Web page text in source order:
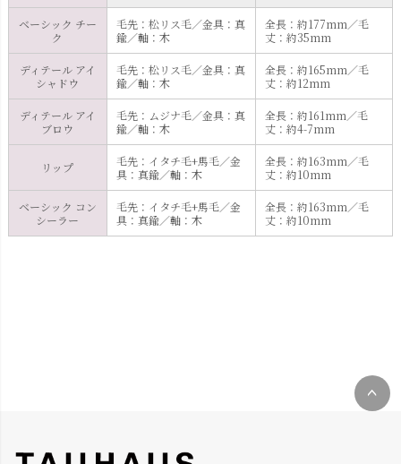
ベーシック チー
ク
毛先：松リス毛／金具：真
鍮／軸：木
全長：約177mm／毛
丈：約35mm
ディテール アイ
シャドウ
毛先：松リス毛／金具：真
鍮／軸：木
全長：約165mm／毛
丈：約12mm
ディテール アイ
ブロウ
毛先：ムジナ毛／金具：真
鍮／軸：木
全長：約161mm／毛
丈：約4-7mm
リップ
毛先：イタチ毛+馬毛／金
具：真鍮／軸：木
全長：約163mm／毛
丈：約10mm
ベーシック コン
シーラー
毛先：イタチ毛+馬毛／金
具：真鍮／軸：木
全長：約163mm／毛
丈：約10mm